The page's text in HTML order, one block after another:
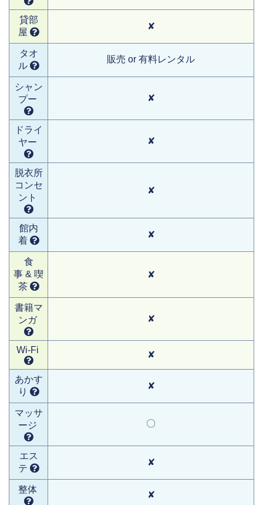
貸部
屋
✘
タオ
ル
販売 or 有料レンタル
シャン
プー
✘
ドライ
ヤー
✘
脱衣所
コンセ
ント
✘
館内
着
✘
食
事 & 喫
茶
✘
書籍マ
ンガ
✘
Wi-Fi ✘
あかす
り
✘
マッサ
ージ
〇
エス
テ
✘
整体
✘